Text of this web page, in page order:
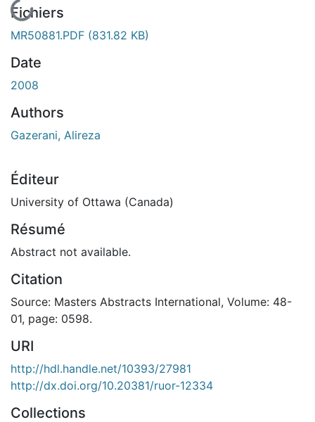
Fichiers
MR50881.PDF (831.82 KB)
Date
2008
Authors
Gazerani, Alireza
Éditeur
University of Ottawa (Canada)
Résumé
Abstract not available.
Citation
Source: Masters Abstracts International, Volume: 48-
01, page: 0598.
URI
http://hdl.handle.net/10393/27981
http://dx.doi.org/10.20381/ruor-12334
Collections